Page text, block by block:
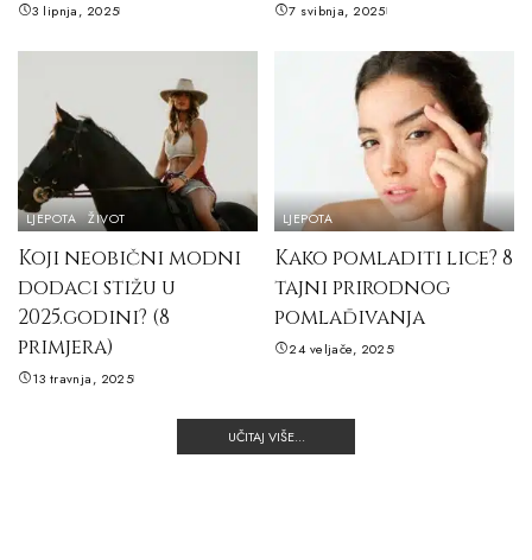
3 lipnja, 2025 7 svibnja, 2025
LJEPOTA ŽIVOT
Koji neobični modni
dodaci stižu u
2025.godini? (8
primjera)
13 travnja, 2025
LJEPOTA
Kako pomladiti lice? 8
tajni prirodnog
pomlađivanja
24 veljače, 2025
UČITAJ VIŠE...